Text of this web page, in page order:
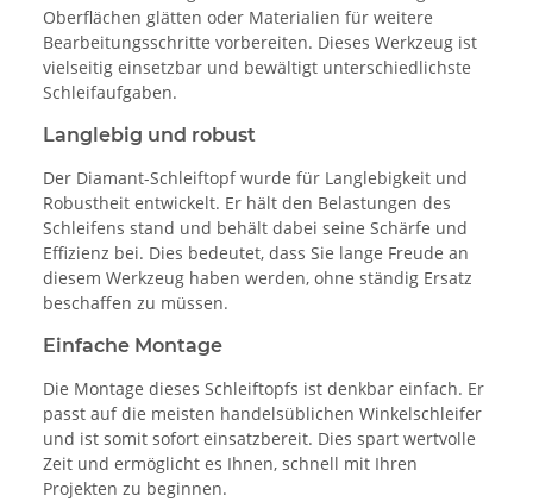
Oberflächen glätten oder Materialien für weitere
Bearbeitungsschritte vorbereiten. Dieses Werkzeug ist
vielseitig einsetzbar und bewältigt unterschiedlichste
Schleifaufgaben.
Langlebig und robust
Der Diamant-Schleiftopf wurde für Langlebigkeit und
Robustheit entwickelt. Er hält den Belastungen des
Schleifens stand und behält dabei seine Schärfe und
Effizienz bei. Dies bedeutet, dass Sie lange Freude an
diesem Werkzeug haben werden, ohne ständig Ersatz
beschaffen zu müssen.
Einfache Montage
Die Montage dieses Schleiftopfs ist denkbar einfach. Er
passt auf die meisten handelsüblichen Winkelschleifer
und ist somit sofort einsatzbereit. Dies spart wertvolle
Zeit und ermöglicht es Ihnen, schnell mit Ihren
Projekten zu beginnen.